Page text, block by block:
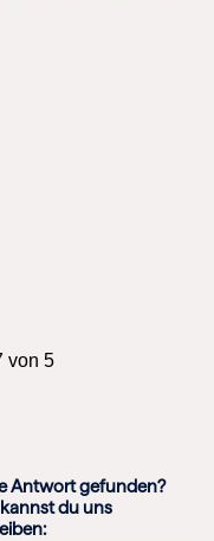
von 5
Antwort gefunden?
du uns